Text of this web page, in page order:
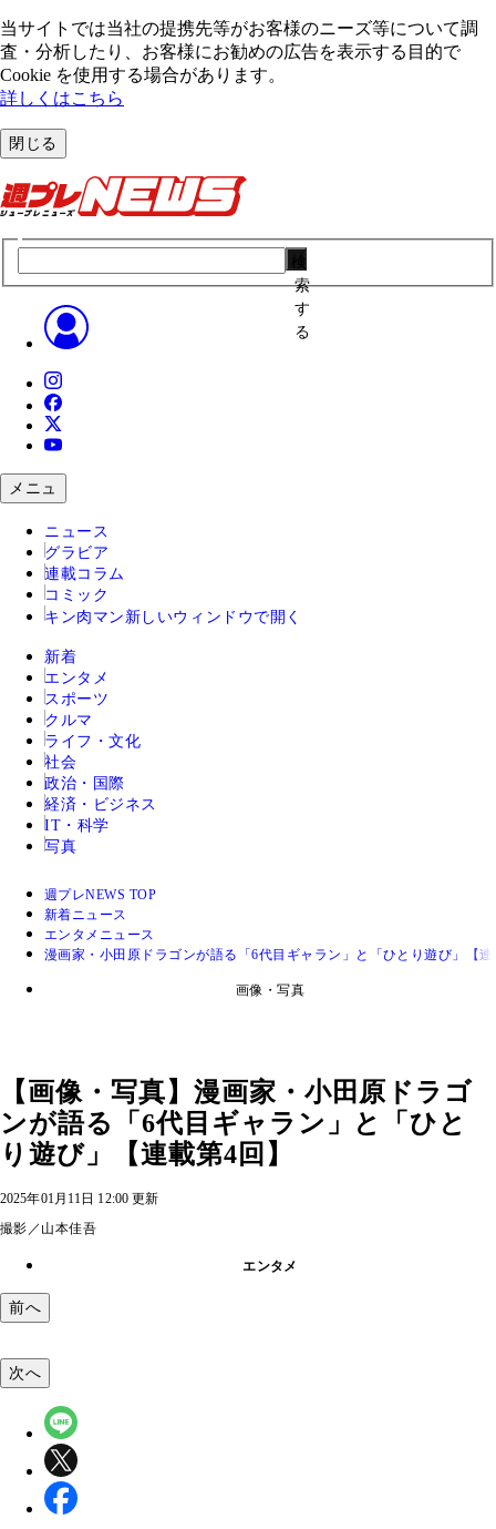
当サイトでは当社の提携先等がお客様のニーズ等について調
査・分析したり、お客様にお勧めの広告を表⽰する⽬的で
Cookie を使⽤する場合があります。
詳しくはこちら
閉じる
索
す
る
メニュ
ニュース
グラビア
連載コラム
コミック
キン肉マン 新しいウィンドウで開く
新着
エンタメ
スポーツ
クルマ
ライフ・文化
社会
政治・国際
経済・ビジネス
IT・科学
写真
週プレNEWS TOP
新着ニュース
エンタメニュース
漫画家・小田原ドラゴンが語る「6代目ギャラン」と「ひとり遊び」【
画像・写真
【画像・写真】漫画家・小田原ドラゴ
ンが語る「6代目ギャラン」と「ひと
り遊び」【連載第4回】
2025年01月11日 12:00 更新
撮影／山本佳吾
エンタメ
前へ
次へ